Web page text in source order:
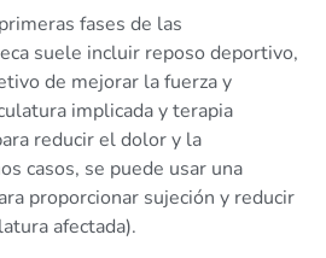
fases de las
suele incluir reposo deportivo,
de mejorar la fuerza y
implicada y terapia
reducir el dolor y la
casos, se puede usar una
proporcionar sujeción y reducir
afectada).